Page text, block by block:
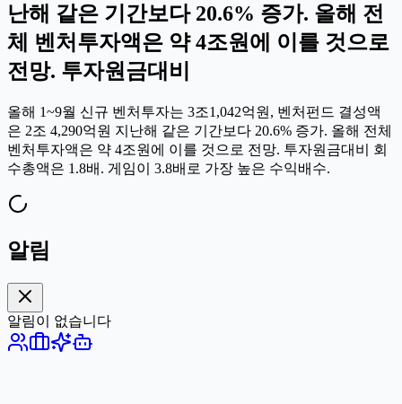
난해 같은 기간보다 20.6% 증가. 올해 전
체 벤처투자액은 약 4조원에 이를 것으로
전망. 투자원금대비
올해 1~9월 신규 벤처투자는 3조1,042억원, 벤처펀드 결성액
은 2조 4,290억원 지난해 같은 기간보다 20.6% 증가. 올해 전체
벤처투자액은 약 4조원에 이를 것으로 전망. 투자원금대비 회
수총액은 1.8배. 게임이 3.8배로 가장 높은 수익배수.
알림
알림이 없습니다